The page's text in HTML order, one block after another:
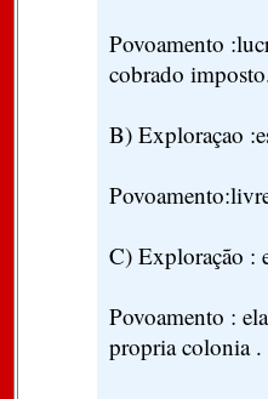
Povoamento
cobrado
B) Exploraçao
C) Exploração :
Povoamento :
propria colonia .